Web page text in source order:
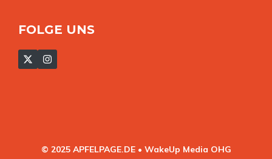
FOLGE UNS
© 2025 APFELPAGE.DE • WakeUp Media OHG